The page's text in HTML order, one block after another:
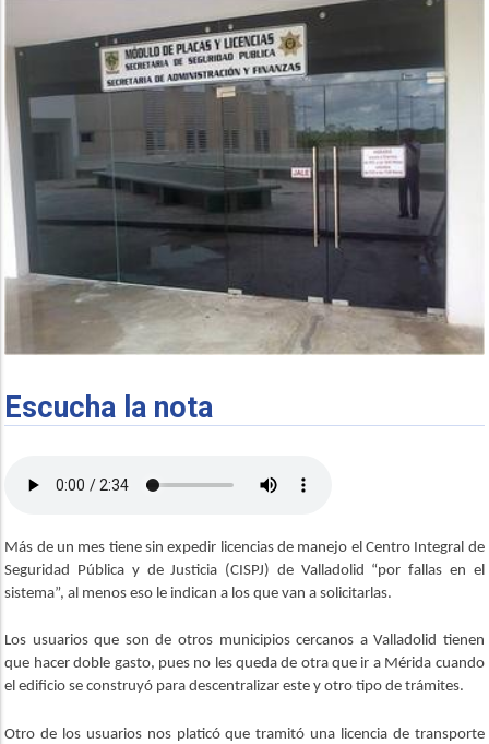
Escucha la nota
Más de un mes tiene sin expedir licencias de manejo el Centro Integral de
Seguridad Pública y de Justicia (CISPJ) de Valladolid “por fallas en el
sistema”, al menos eso le indican a los que van a solicitarlas.
Los usuarios que son de otros municipios cercanos a Valladolid tienen
que hacer doble gasto, pues no les queda de otra que ir a Mérida cuando
el edificio se construyó para descentralizar este y otro tipo de trámites.
Otro de los usuarios nos platicó que tramitó una licencia de transporte